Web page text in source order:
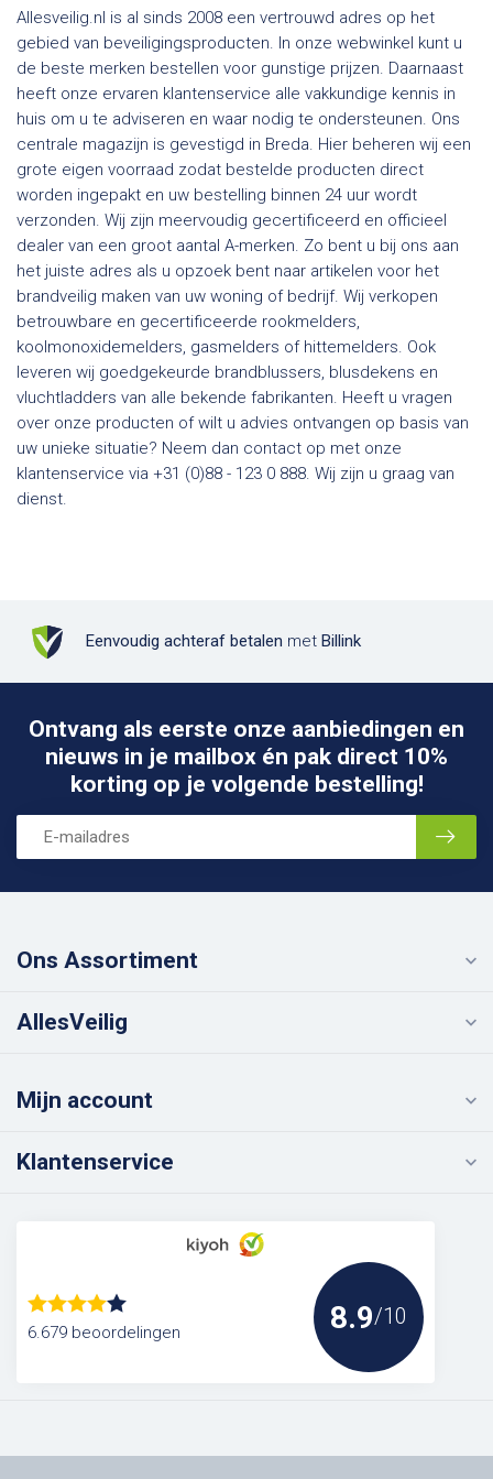
Allesveilig.nl is al sinds 2008 een vertrouwd adres op het
gebied van beveiligingsproducten. In onze webwinkel kunt u
de beste merken bestellen voor gunstige prijzen. Daarnaast
heeft onze ervaren klantenservice alle vakkundige kennis in
huis om u te adviseren en waar nodig te ondersteunen. Ons
centrale magazijn is gevestigd in Breda. Hier beheren wij een
grote eigen voorraad zodat bestelde producten direct
worden ingepakt en uw bestelling binnen 24 uur wordt
verzonden. Wij zijn meervoudig gecertificeerd en officieel
dealer van een groot aantal A-merken. Zo bent u bij ons aan
het juiste adres als u opzoek bent naar artikelen voor het
brandveilig maken van uw woning of bedrijf. Wij verkopen
betrouwbare en gecertificeerde rookmelders,
koolmonoxidemelders, gasmelders of hittemelders. Ook
leveren wij goedgekeurde brandblussers, blusdekens en
vluchtladders van alle bekende fabrikanten. Heeft u vragen
over onze producten of wilt u advies ontvangen op basis van
uw unieke situatie? Neem dan contact op met onze
klantenservice via +31 (0)88 - 123 0 888. Wij zijn u graag van
dienst.
Eenvoudig achteraf betalen met Billink
Ontvang als eerste onze aanbiedingen en
nieuws in je mailbox én pak direct 10%
korting op je volgende bestelling!
Ons Assortiment
AllesVeilig
Mijn account
Klantenservice
6.679 beoordelingen 8.9/10